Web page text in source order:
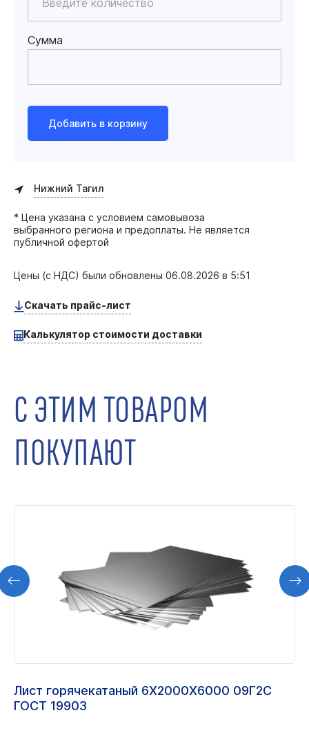
Сумма
Добавить в корзину
Нижний Тагил
* Цена указана с условием самовывоза
выбранного региона и предоплаты. Не является
публичной офертой
Цены (с НДС) были обновлены 06.08.2026 в 5:51
Скачать прайс-лист
Калькулятор стоимости доставки
С ЭТИМ ТОВАРОМ
ПОКУПАЮТ
Лист горячекатаный 6Х2000Х6000 09Г2С
ГОСТ 19903